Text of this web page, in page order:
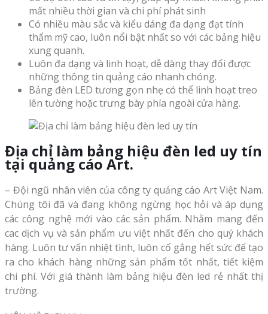
mất nhiều thời gian và chi phí phát sinh
Có nhiều màu sắc và kiểu dáng đa dạng đạt tính
thẩm mỹ cao, luôn nổi bật nhất so với các bảng hiệu
xung quanh.
Luôn đa dạng và linh hoạt, dễ dàng thay đổi được
những thông tin quảng cáo nhanh chóng.
Bảng đèn LED tương gọn nhẹ có thể linh hoạt treo
lên tường hoặc trưng bày phía ngoài cửa hàng.
Địa chỉ làm bảng hiệu đèn led uy tín
tại quảng cáo Art.
– Đội ngũ nhân viên của công ty quảng cáo Art Việt Nam.
Chúng tôi đã và đang không ngừng học hỏi và áp dụng
các công nghệ mới vào các sản phẩm. Nhằm mang đến
cac dịch vụ và sản phẩm ưu việt nhất đến cho quý khách
hàng. Luôn tư vấn nhiệt tình, luôn cố gắng hết sức để tạo
ra cho khách hàng những sản phẩm tốt nhất, tiết kiệm
chi phí. Với giá thành làm bảng hiệu đèn led rẻ nhất thị
trường.